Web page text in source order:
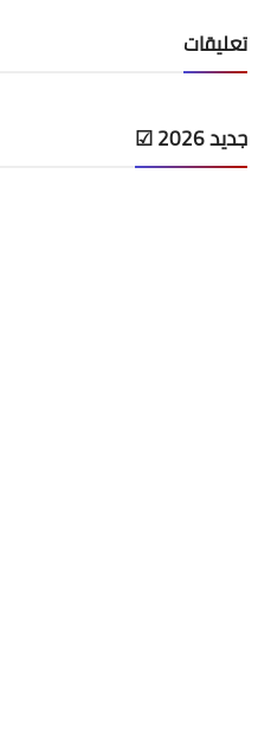
تعليقات
جديد 2026 ☑